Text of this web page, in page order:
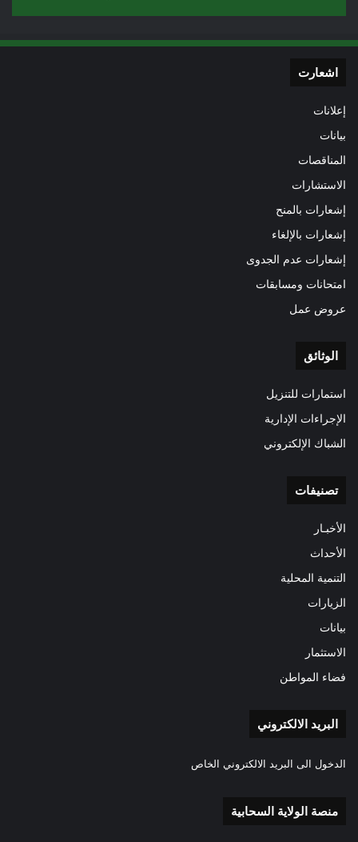
اشعارت
إعلانات
بيانات
المناقصات
الاستشارات
إشعارات بالمنح
إشعارات بالإلغاء
إشعارات عدم الجدوى
امتحانات ومسابقات
عروض عمل
الوثائق
استمارات للتنزيل
الإجراءات الإدارية
الشباك الإلكتروني
تصنيفات
الأخبـار
الأحداث
التنمية المحلية
الزيارات
بيانات
الاستثمار
فضاء المواطن
البريد الالكتروني
الدخول الى البريد الالكتروني الخاص
منصة الولاية السحابية